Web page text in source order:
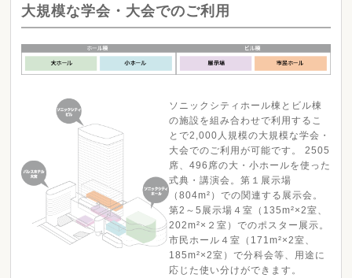
大規模な学会・大会でのご利用
ソニックシティホール棟とビル棟
の施設を組み合わせで利用するこ
とで2,000人規模の大規模な学会・
大会でのご利用が可能です。 2505
席、496席の大・小ホールを使った
式典・講演会。第１展示場
（804m²）での関連する展示会。
第2～5展示場４室（135m²×2室、
202m²×２室）でのポスター展示。
市民ホール４室（171m²×2室、
185m²×2室）で分科会等、用途に
応じた使い分けができます。